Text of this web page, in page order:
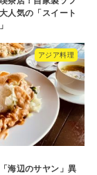
人気の「スイート
アジア料理
海辺のサヤン」異